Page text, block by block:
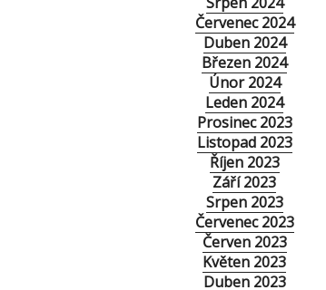
Červenec 2024
Duben 2024
Březen 2024
Únor 2024
Leden 2024
Prosinec 2023
Listopad 2023
Říjen 2023
Září 2023
Srpen 2023
Červenec 2023
Červen 2023
Květen 2023
Duben 2023